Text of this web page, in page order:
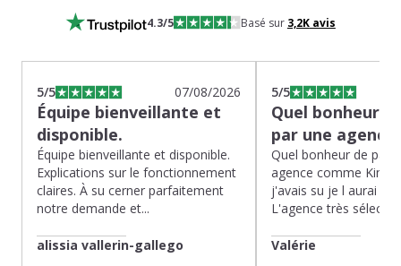
4.3/5 Basé sur 3,2Kavis
5/5 07/08/2026
Équipe bienveillante et
disponible.
Équipe bienveillante et disponible.
Explications sur le fonctionnement
claires. À su cerner parfaitement
notre demande et...
alissia vallerin-gallego
5/5
Quel bonheur
par une
Quel bonheur de
agence comme
j'avais su je l aurai
L'agence très
Valérie